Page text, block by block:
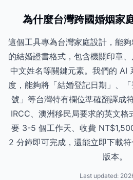
為什麼台灣跨國婚姻家
這個工具專為台灣家庭設計，能
的結婚證書格式，包含機關印章
中文姓名等關鍵元素。我們的 AI
度，能夠將「結婚登記日期」、
號」等台灣特有欄位準確翻譯成
IRCC、澳洲移民局要求的英文格
要 3-5 個工作天、收費
2 分鐘即可完成，還能立即下載
版本。
Last updated: